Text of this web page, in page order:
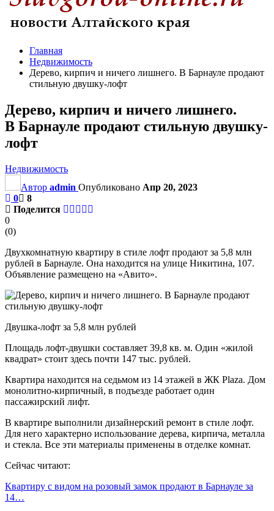
Главная
Недвижимость
Дерево, кирпич и ничего лишнего. В Барнауле продают
стильную двушку-лофт
Дерево, кирпич и ничего лишнего.
В Барнауле продают стильную двушку-
лофт
Недвижимость
Автор admin Опубликовано Апр 20, 2023
0
8
Поделится
0
(0)
Двухкомнатную квартиру в стиле лофт продают за 5,8 млн
рублей в Барнауле. Она находится на улице Никитина, 107.
Объявление размещено на «Авито».
Двушка-лофт за 5,8 млн рублей
Площадь лофт-двушки составляет 39,8 кв. м. Один «жилой
квадрат» стоит здесь почти 147 тыс. рублей.
Квартира находится на седьмом из 14 этажей в ЖК Plaza. Дом
монолитно-кирпичный, в подъезде работает один
пассажирский лифт.
В квартире выполнили дизайнерский ремонт в стиле лофт.
Для него характерно использование дерева, кирпича, металла
и стекла. Все эти материалы применены в отделке комнат.
Сейчас читают:
Квартиру с видом на розовый замок продают в Барнауле за
14…